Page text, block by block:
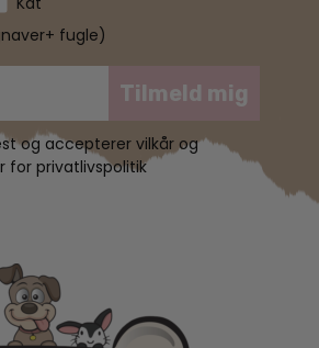
fugle)
Tilmeld mig
og accepterer vilkår og
for privatlivspolitik